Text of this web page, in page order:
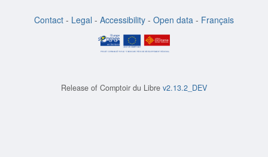
Contact - Legal - Accessibility - Open data - Français
Release of Comptoir du Libre v2.13.2_DEV